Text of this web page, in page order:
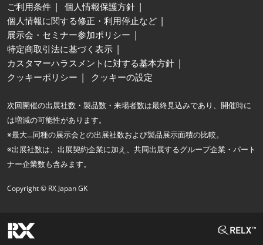
ご利用条件
個人情報保護方針
個人情報に関する修正・利用停止など
展示会・セミナー参加ポリシー
特定商取引法に基づく表示
カスタマーハラスメントに対する基本方針
クッキーポリシー
クッキーの設定
次回開催の出展社数・製品数・来場者数は最終見込みであり、開催時に
は増減の可能性があります。
※最大…同種の展示会との出展社数および製品展示面積の比較。
※出展社数は、出展契約企業に加え、共同出展するグループ企業・パート
ナー企業数も含みます。
Copyright © RX Japan GK